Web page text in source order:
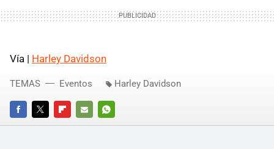
Vía | Harley Davidson
FACEBOOKTWITTERFLIPBOARD
E-
WHATSAPP
TEMAS Eventos Harley Davidson